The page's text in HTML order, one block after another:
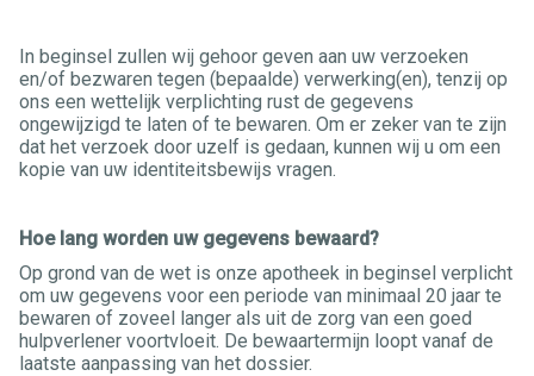
In beginsel zullen wij gehoor geven aan uw verzoeken
en/of bezwaren tegen (bepaalde) verwerking(en), tenzij op
ons een wettelijk verplichting rust de gegevens
ongewijzigd te laten of te bewaren. Om er zeker van te zijn
dat het verzoek door uzelf is gedaan, kunnen wij u om een
kopie van uw identiteitsbewijs vragen.
Hoe lang worden uw gegevens bewaard?
Op grond van de wet is onze apotheek in beginsel verplicht
om uw gegevens voor een periode van minimaal 20 jaar te
bewaren of zoveel langer als uit de zorg van een goed
hulpverlener voortvloeit. De bewaartermijn loopt vanaf de
laatste aanpassing van het dossier.